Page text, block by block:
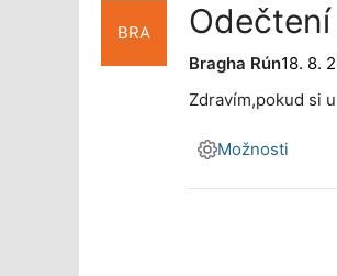
BRA Odečtení
Bragha Rún18. 8.
Zdravím,pokud si
Možnosti